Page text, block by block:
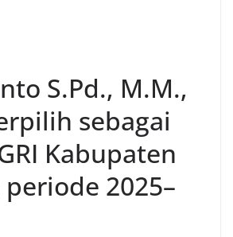
S.Pd., M.M.,
sebagai
Kabupaten
2025–